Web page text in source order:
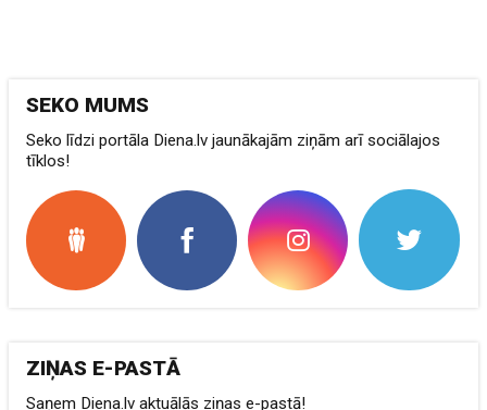
SEKO MUMS
Seko līdzi portāla Diena.lv jaunākajām ziņām arī sociālajos
tīklos!
ZIŅAS E-PASTĀ
Saņem Diena.lv aktuālās ziņas e-pastā!